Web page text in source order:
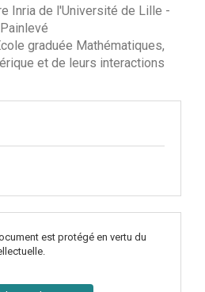
Inria de l'Université de Lille -
graduée Mathématiques,
et de leurs interactions
est protégé en vertu du